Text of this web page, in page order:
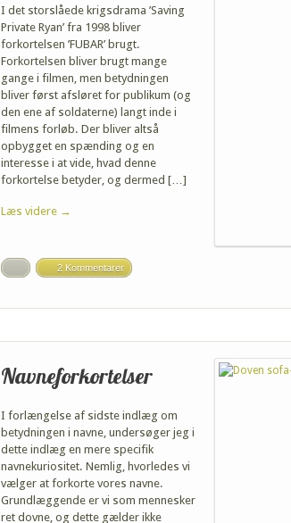
I det storslåede krigsdrama ’Saving
Private Ryan’ fra 1998 bliver
forkortelsen ’FUBAR’ brugt.
Forkortelsen bliver brugt mange
gange i filmen, men betydningen
bliver først afsløret for publikum (og
den ene af soldaterne) langt inde i
filmens forløb. Der bliver altså
opbygget en spænding og en
interesse i at vide, hvad denne
forkortelse betyder, og dermed […]
Læs videre →
2 Kommentarer
Navneforkortelser
I forlængelse af sidste indlæg om
betydningen i navne, undersøger jeg i
dette indlæg en mere specifik
navnekuriositet. Nemlig, hvorledes vi
vælger at forkorte vores navne.
Grundlæggende er vi som mennesker
ret dovne, og dette gælder ikke